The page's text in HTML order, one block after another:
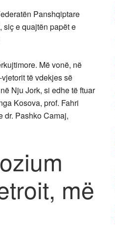
Panshqiptare
siç e quajtën papët e
Më vonë, në
të vdekjes së
Nju Jork, si edhe të ftuar
Kosova, prof. Fahri
dr. Pashko Camaj,
më